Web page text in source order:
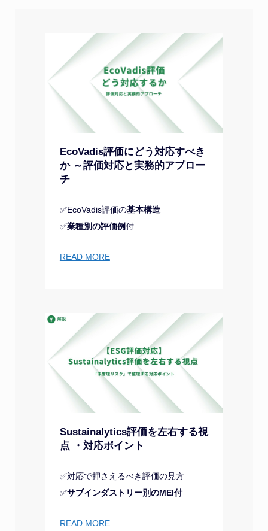
EcoVadis評価にどう対応すべき
か ～評価対応と実務的アプロー
チ
✅EcoVadis評価の基本構造
✅業種別の評価例付
READ MORE
Sustainalytics評価を左右する視
点 ・対応ポイント
✅対応で押さえるべき評価の見方
✅サブインダストリー別のMEI付
READ MORE